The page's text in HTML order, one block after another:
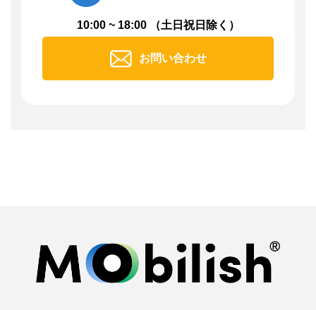
10:00 ~ 18:00 （土日祝日除く）
お問い合わせ